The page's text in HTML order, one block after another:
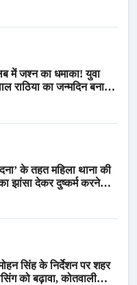
में जश्न का धमाका! युवा
राठिया का जन्मदिन बना
के तहत महिला थाना की
का झांसा देकर दुष्कर्म करने
सिंह के निर्देशन पर शहर
को बढ़ावा, कोतवाली